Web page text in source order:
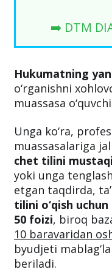
➡️ DTM
Hukumatning
o‘rganishni
muassasa
Unga ko‘ra,
muassasalariga
chet tilini
yoki unga
etgan taqdirda,
tilini o‘qish
50 foizi, biroq
10 baravaridan
byudjeti
beriladi.